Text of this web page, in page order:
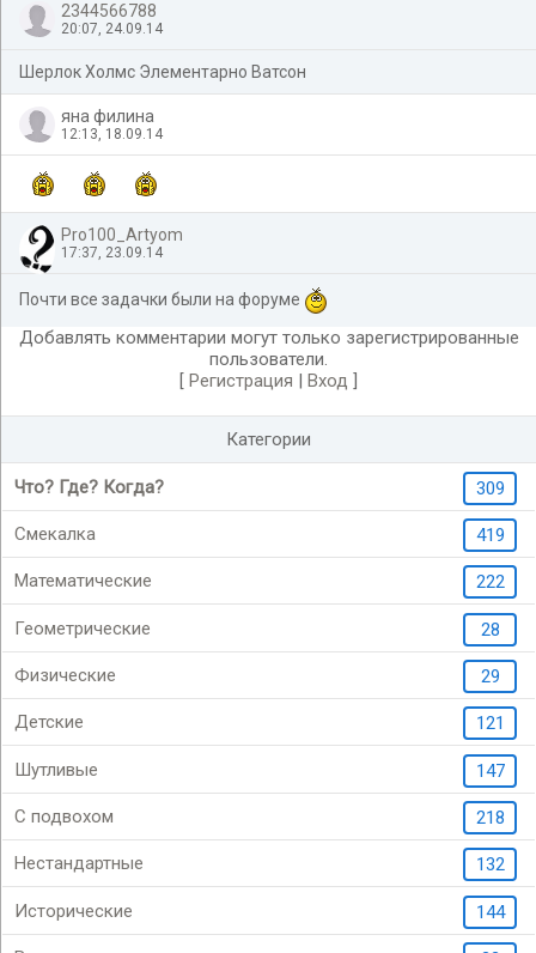
2344566788
20:07, 24.09.14
Шерлок Холмс Элементарно Ватсон
яна филина
12:13, 18.09.14
Pro100_Artyom
17:37, 23.09.14
Почти все задачки были на форуме
Добавлять комментарии могут только зарегистрированные
пользователи.
[ Регистрация | Вход ]
Категории
Что? Где? Когда? 309
Смекалка 419
Математические 222
Геометрические 28
Физические 29
Детские 121
Шутливые 147
С подвохом 218
Нестандартные 132
Исторические 144